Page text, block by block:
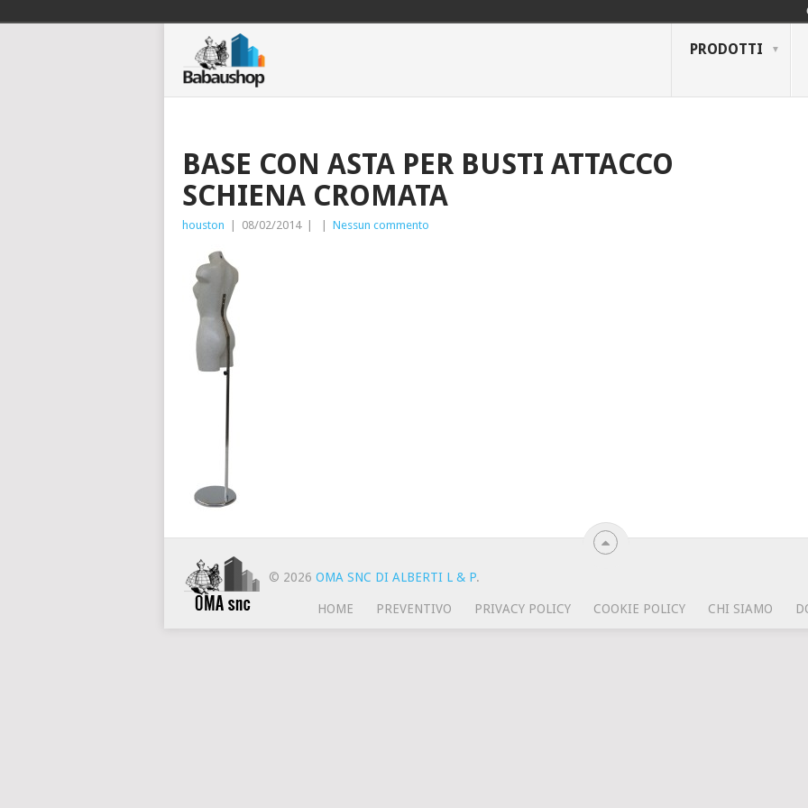
PRODOTTI
BASE CON ASTA PER BUSTI ATTACCO
SCHIENA CROMATA
houston 08/02/2014 Nessun commento
© 2026 OMA SNC DI ALBERTI L & P.
HOME PREVENTIVO PRIVACY POLICY COOKIE POLICY CHI SIAMO